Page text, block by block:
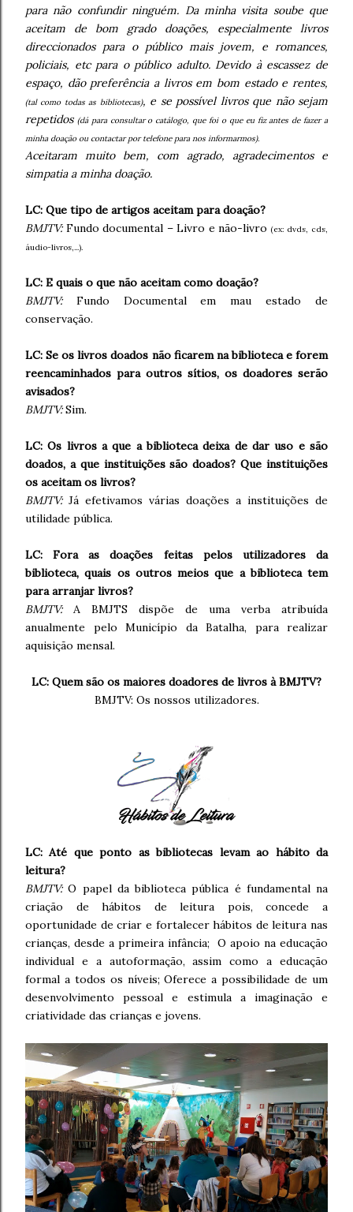
para não confundir ninguém. Da minha visita soube que
aceitam de bom grado doações, especialmente livros
direccionados para o público mais jovem, e romances,
policiais, etc para o público adulto. Devido à escassez de
espaço, dão preferência a livros em bom estado e rentes,
(tal como todas as bibliotecas), e se possível livros que não sejam
repetidos (dá para consultar o catálogo, que foi o que eu fiz antes de fazer a
minha doação ou contactar por telefone para nos informarmos).
Aceitaram muito bem, com agrado, agradecimentos e
simpatia a minha doação.
LC: Que tipo de artigos aceitam para doação?
BMJTV:Fundo documental – Livro e não-livro (ex: dvds, cds,
áudio-livros,...).
LC: E quais o que não aceitam como doação?
BMJTV:Fundo Documental em mau estado de
conservação.
LC: Se os livros doados não ficarem na biblioteca e forem
reencaminhados para outros sítios, os doadores serão
avisados?
BMJTV:Sim.
LC: Os livros a que a biblioteca deixa de dar uso e são
doados, a que instituições são doados? Que instituições
os aceitam os livros?
BMJTV: Já efetivamos várias doações a instituições de
utilidade pública.
LC: Fora as doações feitas pelos utilizadores da
biblioteca, quais os outros meios que a biblioteca tem
para arranjar livros?
BMJTV: A BMJTS dispõe de uma verba atribuída
anualmente pelo Município da Batalha, para realizar
aquisição mensal.
LC: Quem são os maiores doadores de livros à BMJTV?
BMJTV: Os nossos utilizadores.
LC: Até que ponto as bibliotecas levam ao hábito da
leitura?
BMJTV:O papel da biblioteca pública é fundamental na
criação de hábitos de leitura pois, concede a
oportunidade de criar e fortalecer hábitos de leitura nas
crianças, desde a primeira infância; O apoio na educação
individual e a autoformação, assim como a educação
formal a todos os níveis; Oferece a possibilidade de um
desenvolvimento pessoal e estimula a imaginação e
criatividade das crianças e jovens.